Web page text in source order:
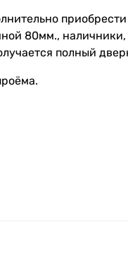
80мм.,
полный
размеров проёма,
дверное
от выбранных